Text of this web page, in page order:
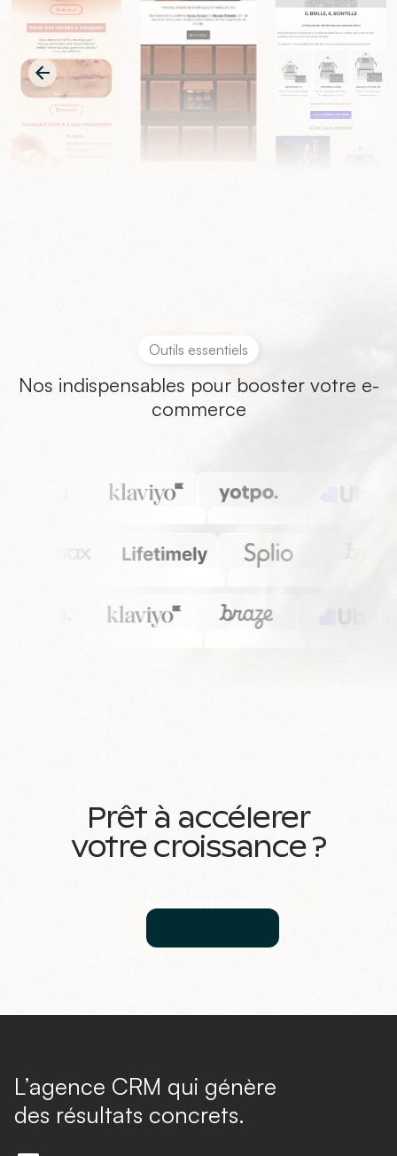
Outils essentiels
Nos indispensables pour booster votre e-
commerce
Prêt à accélerer
votre croissance ?
L’agence CRM qui génère
des résultats concrets.